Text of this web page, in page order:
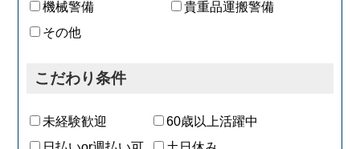
機械警備
貴重品運搬警備
その他
こだわり条件
未経験歓迎
60歳以上活躍中